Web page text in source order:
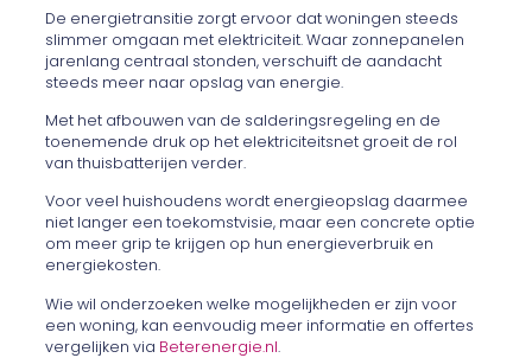
De energietransitie zorgt ervoor dat woningen steeds
slimmer omgaan met elektriciteit. Waar zonnepanelen
jarenlang centraal stonden, verschuift de aandacht
steeds meer naar opslag van energie.
Met het afbouwen van de salderingsregeling en de
toenemende druk op het elektriciteitsnet groeit de rol
van thuisbatterijen verder.
Voor veel huishoudens wordt energieopslag daarmee
niet langer een toekomstvisie, maar een concrete optie
om meer grip te krijgen op hun energieverbruik en
energiekosten.
Wie wil onderzoeken welke mogelijkheden er zijn voor
een woning, kan eenvoudig meer informatie en offertes
vergelijken via Beterenergie.nl.